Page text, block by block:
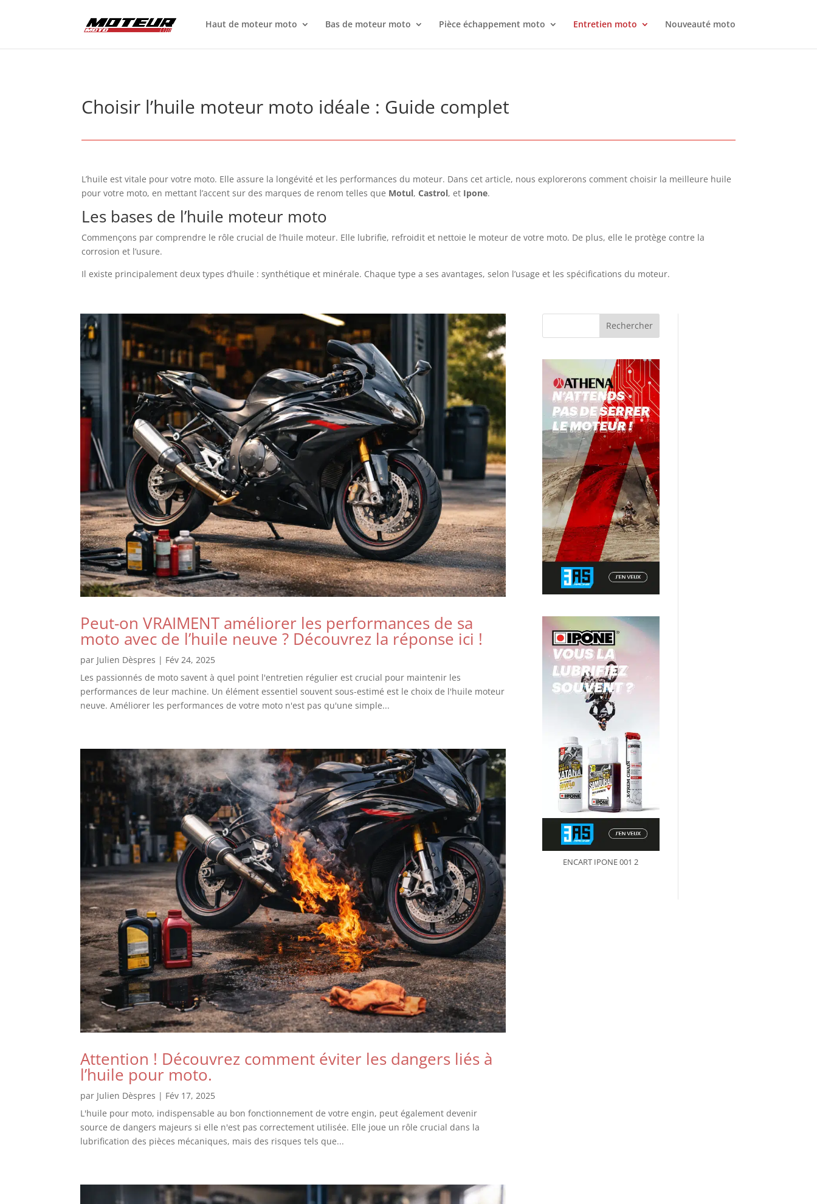
Haut de moteur moto Bas de moteur moto Pièce échappement moto Entretien moto Nouveauté moto
Choisir l’huile moteur moto idéale : Guide complet
L’huile est vitale pour votre moto. Elle assure la longévité et les performances du moteur. Dans cet article, nous explorerons comment choisir la meilleure huile
pour votre moto, en mettant l’accent sur des marques de renom telles que Motul,Castrol, et Ipone.
Les bases de l’huile moteur moto
Commençons par comprendre le rôle crucial de l’huile moteur. Elle lubrifie, refroidit et nettoie le moteur de votre moto. De plus, elle le protège contre la
corrosion et l’usure.
Il existe principalement deux types d’huile : synthétique et minérale. Chaque type a ses avantages, selon l’usage et les spécifications du moteur.
Peut-on VRAIMENT améliorer les performances de sa
moto avec de l’huile neuve ? Découvrez la réponse ici !
par Julien Dèspres | Fév 24, 2025
Les passionnés de moto savent à quel point l'entretien régulier est crucial pour maintenir les
performances de leur machine. Un élément essentiel souvent sous-estimé est le choix de l'huile moteur
neuve. Améliorer les performances de votre moto n'est pas qu'une simple...
Attention ! Découvrez comment éviter les dangers liés à
l’huile pour moto.
par Julien Dèspres | Fév 17, 2025
L'huile pour moto, indispensable au bon fonctionnement de votre engin, peut également devenir
source de dangers majeurs si elle n'est pas correctement utilisée. Elle joue un rôle crucial dans la
lubrification des pièces mécaniques, mais des risques tels que...
ENCART IPONE 001 2